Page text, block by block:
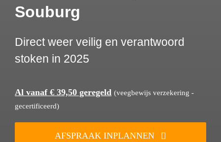
Souburg
Direct weer veilig en verantwoord
stoken in 2025
Al vanaf € 39,50 geregeld (veegbewijs verzekering -
gecertificeerd)
AFSPRAAK INPLANNEN